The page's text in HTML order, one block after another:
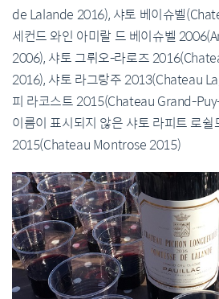
de Lalande 2016), 샤토 베이슈벨
세컨드 와인 아미랄 드 베이슈벨
2006), 샤토 그뤼오-라로즈
2016), 샤토 라그랑주 2013(Chateau
피 라코스트 2015(Chateau Grand-
이름이 표시되지 않은 샤토 라피트 로쉴
2015(Chateau Montrose 2015)